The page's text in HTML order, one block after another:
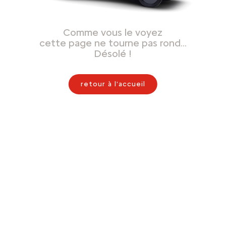
Comme vous le voyez
cette page ne tourne pas rond…
Désolé !
retour à l'accueil